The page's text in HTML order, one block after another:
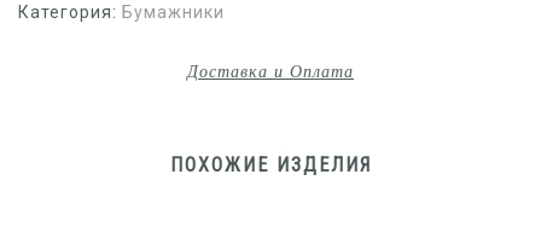
Категория: Бумажники
Доставка и Оплата
ПОХОЖИЕ ИЗДЕЛИЯ